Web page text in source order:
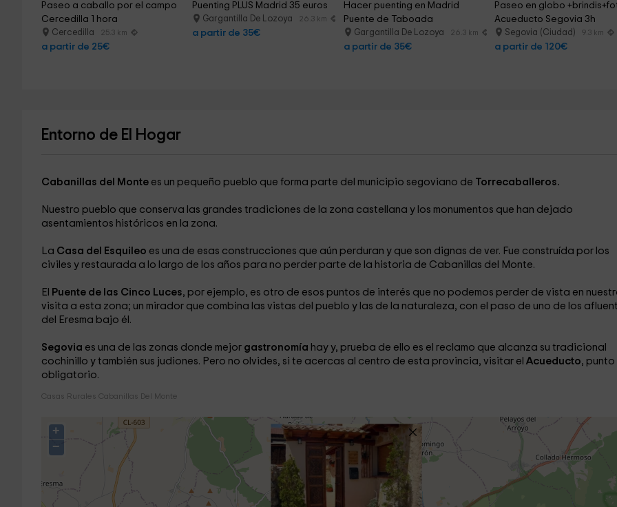
Paseo a caballo por el campo
Cercedilla 1 hora
Cercedilla 25.3 km
a partir de 25€
Puenting PLUS Madrid 35 euros
Gargantilla De Lozoya 26.3 km
a partir de 35€
Hacer puenting en Madrid
Puente de Taboada
Gargantilla De Lozoya 26.3 km
a partir de 35€
Paseo en globo
Acueducto Segovia 3h
Segovia (Ciudad) 9.3 km
a partir de 120€
Entorno de El Hogar
Cabanillas del Montees un pequeño pueblo que forma parte del municipio segoviano de Torrecaballeros.
Nuestro pueblo que conserva las grandes tradiciones de la zona castellana y los monumentos que han dejado
asentamientos históricos en la zona.
La Casa del Esquileo es una de esas construcciones que aún perduran y que son dignas de ver. Fue construída por los
civiles y restaurada a lo largo de los años para no perder parte de la historia de Cabanillas del Monte.
El Puente de las Cinco Luces, por ejemplo, es otro de esos puntos de interés que no podemos perder de vista en
visita a esta zona; un mirador que combina las vistas del pueblo y las de la naturaleza, con el paso de uno de los
del Eresma bajo él.
Segovia es una de las zonas donde mejor gastronomía hay y, prueba de ello es el reclamo que alcanza su tradicional
cochinillo y también sus judiones. Pero no olvides, si te acercas al centro de esta provincia, visitar el Acueducto, punto
obligatorio.
Casas Rurales Cabanillas Del Monte
+
−